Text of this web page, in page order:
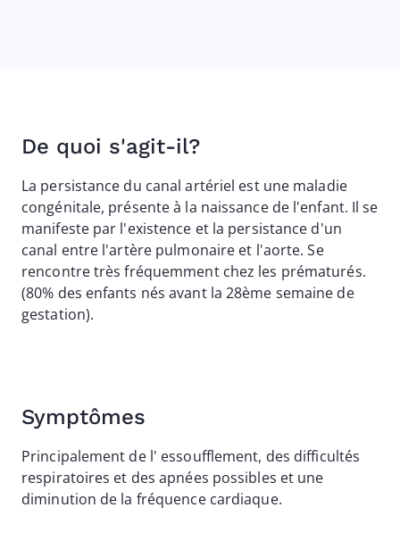
De quoi s'agit-il?
La persistance du canal artériel est une maladie
congénitale, présente à la naissance de l'enfant. Il se
manifeste par l'existence et la persistance d'un
canal entre l'artère pulmonaire et l'aorte. Se
rencontre très fréquemment chez les prématurés.
(80% des enfants nés avant la 28ème semaine de
gestation).
Symptômes
Principalement de l' essoufflement, des difficultés
respiratoires et des apnées possibles et une
diminution de la fréquence cardiaque.